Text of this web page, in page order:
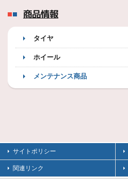
商品情報
タイヤ
ホイール
メンテナンス商品
サイトポリシー
関連リンク